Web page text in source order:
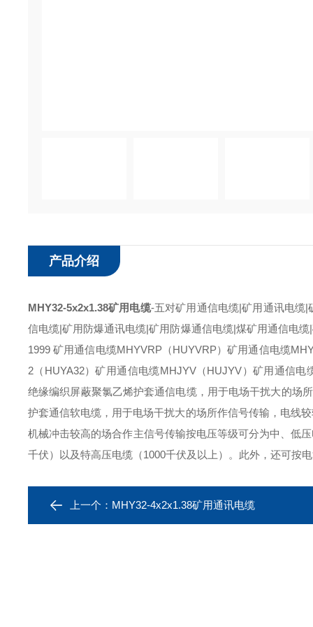
产品介绍
MHY32-5x2x1.38矿用电缆-五对矿用通信电缆|矿用通讯电缆
信电缆|矿用防爆通讯电缆|矿用防爆通信电缆|煤矿用通信电
1999 矿用通信电缆MHYVRP（HUYVRP）矿用通信电缆
2（HUYA32）矿用通信电缆MHJYV（HUJYV）矿用通信电
绝缘编织屏蔽聚氯乙烯护套通信电缆，用于电场干扰大的场
护套通信软电缆，用于电场干扰大的场所作信号传输，电线
机械冲击较高的场合作主信号传输按电压等级可分为中、低
千伏）以及特高压电缆（1000千伏及以上）。此外，还可按
上一个： MHY32-4x2x1.38矿用通讯电缆